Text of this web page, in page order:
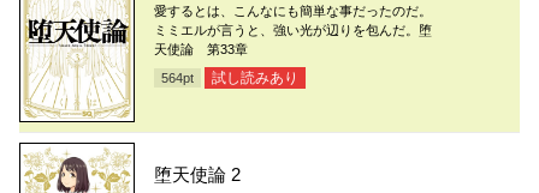
愛するとは、こんなにも簡単な事だったのだ。
ミミエルが言うと、強い光が辺りを包んだ。堕
天使論 第33章
564pt 試し読みあり
堕天使論 2